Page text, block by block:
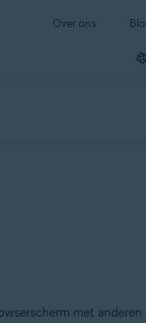
Over ons
met anderen